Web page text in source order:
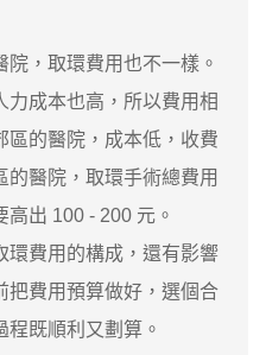
，取環費用也不一樣。
力成本也高，所以費用相
區的醫院，成本低，收費
醫院，取環手術總費用
出 100 - 200 元。
費用的構成，還有影響
把費用預算做好，選個合
既順利又劃算。